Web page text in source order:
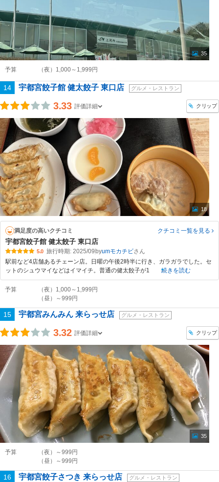
35
予算 （夜）1,000～1,999円
14 宇都宮餃子館 健太餃子 東口店 グルメ・レストラン
3.33 評価詳細 クリップ
18
満足度の高いクチコミ クチコミ一覧を見る
宇都宮餃子館 健太餃子 東口店
5.0 旅行時期: 2025/09 byumモカチビ
駅前など4店舗あるチェーン店。日曜の午後2時半に行き、ガラガラでした。セ
ットのシュウマイなどはイマイチ。普通の健太餃子が1
続きを読む
予算
（夜）1,000～1,999円
（昼）～999円
15 宇都宮みんみん 来らっせ店 グルメ・レストラン
3.32 評価詳細 クリップ
35
予算
（夜）～999円
（昼）～999円
16 宇都宮餃子さつき 来らっせ店 グルメ・レストラン